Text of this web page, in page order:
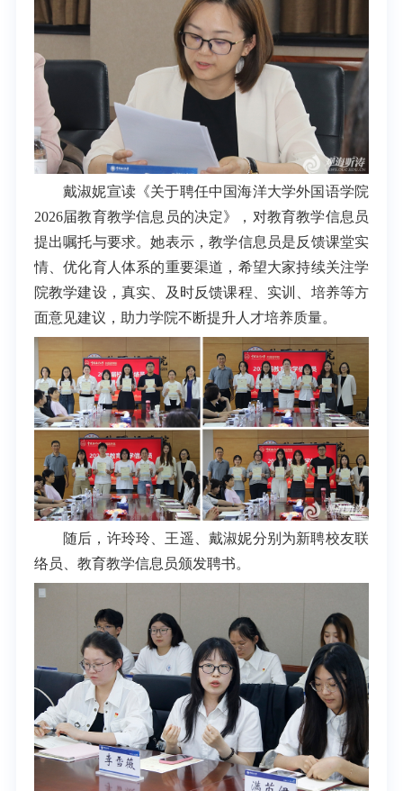
戴淑妮宣读《关于聘任中国海洋大学外国语学院
2026届教育教学信息员的决定》，对教育教学信息员
提出嘱托与要求。她表示，教学信息员是反馈课堂实
情、优化育人体系的重要渠道，希望大家持续关注学
院教学建设，真实、及时反馈课程、实训、培养等方
面意见建议，助力学院不断提升人才培养质量。
随后，许玲玲、王遥、戴淑妮分别为新聘校友联
络员、教育教学信息员颁发聘书。